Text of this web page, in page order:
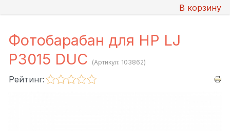
В корзину
Фотобарабан для HP LJ
P3015 DUC
(Артикул: 103862)
Рейтинг: